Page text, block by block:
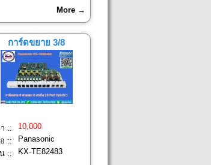
More →
การ์ดขยาย 3/8
::
10,000
::
Panasonic
::
KX-TE82483